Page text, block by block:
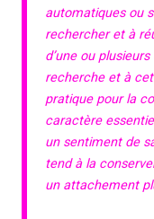
automatiques ou
rechercher et à
d’une ou
recherche et à
pratique pour la
caractère
un sentiment de
tend à la
un attachement